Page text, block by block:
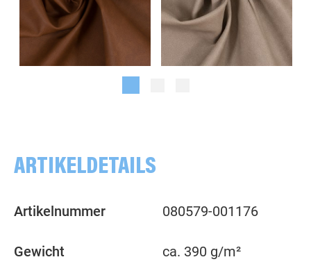
ARTIKELDETAILS
Artikelnummer 080579-001176
Gewicht ca. 390 g/m²